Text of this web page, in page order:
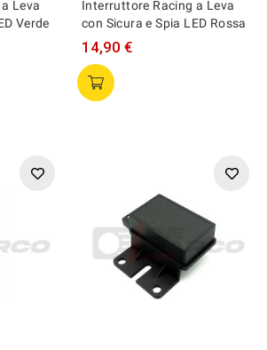
Leva
Verde
Interruttore Racing a Leva
con Sicura e Spia LED Rossa
14,90 €